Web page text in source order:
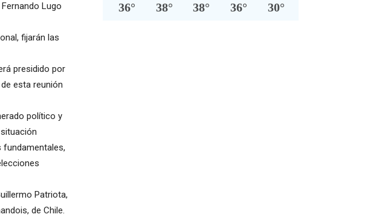
Lugo
fijarán las
presidido por
esta reunión
político y
Patriota,
de Chile.
36° 38° 38° 36° 30°